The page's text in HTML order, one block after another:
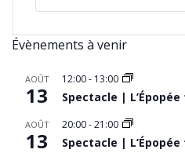
Évènements à venir
AOÛT
13
12:00- 13:00
Spectacle |
AOÛT
13
20:00-21:00
Spectacle |